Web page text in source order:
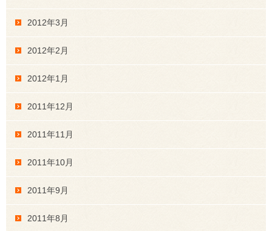
2012年3月
2012年2月
2012年1月
2011年12月
2011年11月
2011年10月
2011年9月
2011年8月